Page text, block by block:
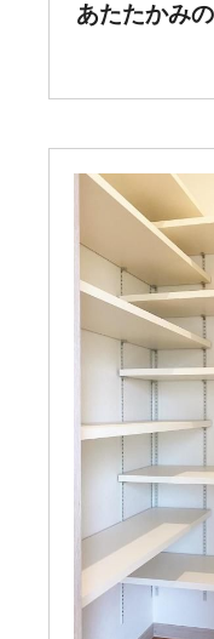
あたたかみ